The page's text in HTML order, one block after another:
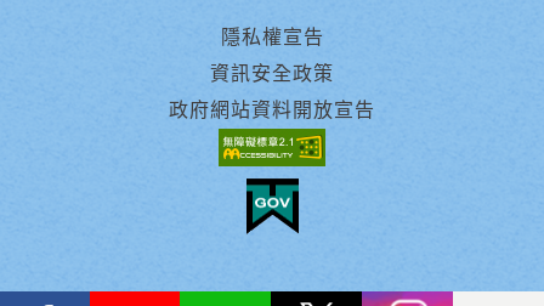
隱私權宣告
資訊安全政策
政府網站資料開放宣告